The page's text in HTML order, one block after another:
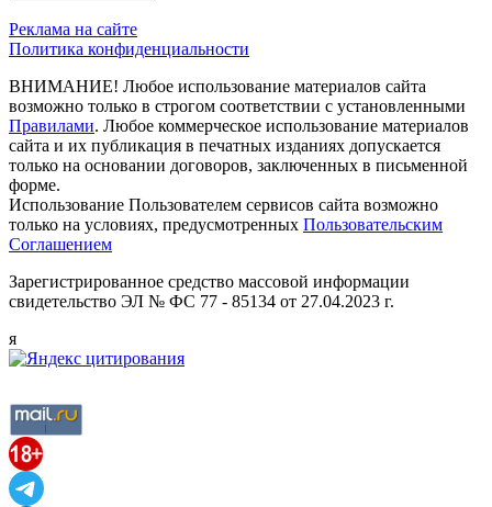
Реклама на сайте
Политика конфиденциальности
ВНИМАНИЕ! Любое использование материалов сайта
возможно только в строгом соответствии с установленными
Правилами. Любое коммерческое использование материалов
сайта и их публикация в печатных изданиях допускается
только на основании договоров, заключенных в письменной
форме.
Использование Пользователем сервисов сайта возможно
только на условиях, предусмотренных Пользовательским
Соглашением
Зарегистрированное средство массовой информации
свидетельство ЭЛ № ФС 77 - 85134 от 27.04.2023 г.
я